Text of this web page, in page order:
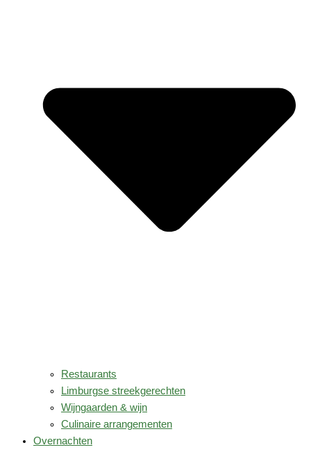
Restaurants
Limburgse streekgerechten
Wijngaarden & wijn
Culinaire arrangementen
Overnachten